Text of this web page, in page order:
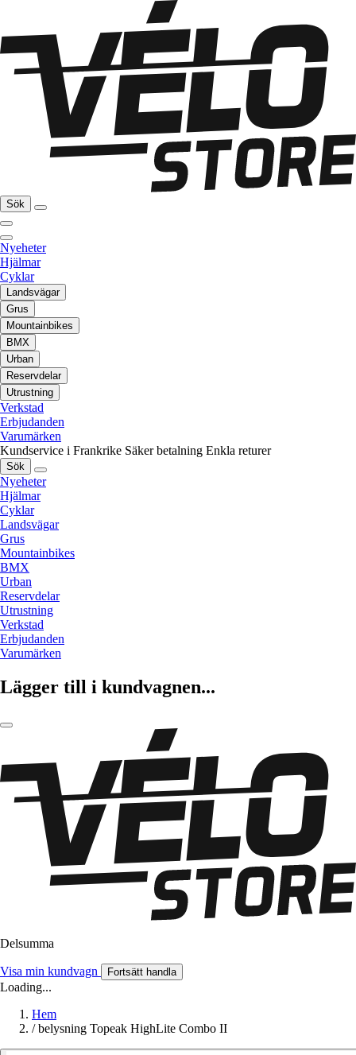
Sök
Nyeheter
Hjälmar
Cyklar
Landsvägar
Grus
Mountainbikes
BMX
Urban
Reservdelar
Utrustning
Verkstad
Erbjudanden
Varumärken
Kundservice i Frankrike Säker betalning Enkla returer
Sök
Nyeheter
Hjälmar
Cyklar
Landsvägar
Grus
Mountainbikes
BMX
Urban
Reservdelar
Utrustning
Verkstad
Erbjudanden
Varumärken
Lägger till i kundvagnen...
Delsumma
Visa min kundvagn Fortsätt handla
Loading...
Hem
/ belysning Topeak HighLite Combo II